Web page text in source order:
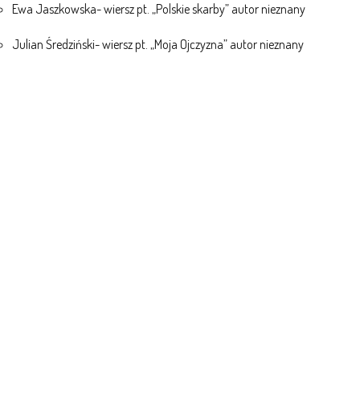
Ewa Jaszkowska- wiersz pt. „Polskie skarby” autor nieznany
Julian Średziński- wiersz pt. „Moja Ojczyzna” autor nieznany